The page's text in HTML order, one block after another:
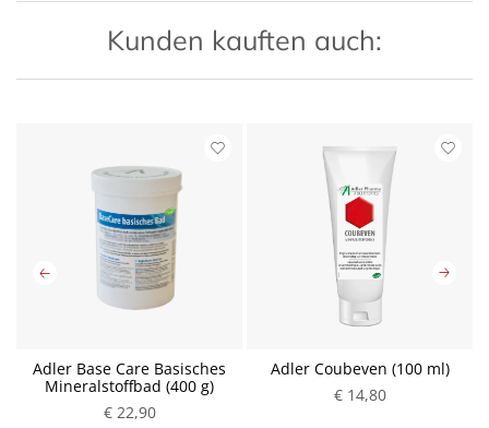
Kunden kauften auch:
Adler Base Care Basisches
Mineralstoffbad (400 g)
€ 22,90
Adler Coubeven (100 ml)
€ 14,80